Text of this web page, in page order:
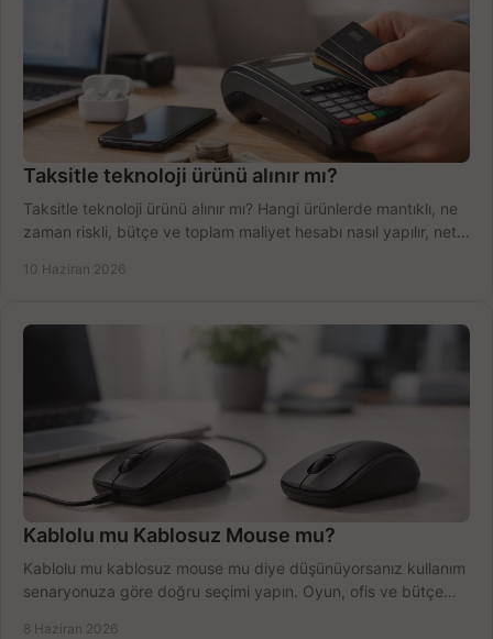
Taksitle teknoloji ürünü alınır mı?
Taksitle teknoloji ürünü alınır mı? Hangi ürünlerde mantıklı, ne
zaman riskli, bütçe ve toplam maliyet hesabı nasıl yapılır, net
10 Haziran 2026
Kablolu mu Kablosuz Mouse mu?
Kablolu mu kablosuz mouse mu diye düşünüyorsanız kullanım
senaryonuza göre doğru seçimi yapın. Oyun, ofis ve bütçe
8 Haziran 2026